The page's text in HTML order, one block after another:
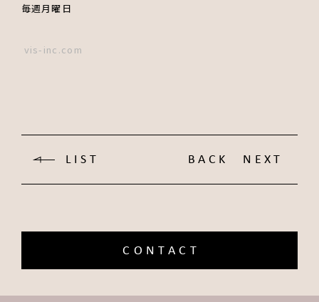
毎週月曜日
vis-inc.com
LIST BACK NEXT
CONTACT